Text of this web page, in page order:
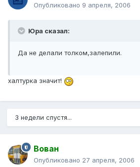
Опубликовано 9 апреля, 2006
Юра сказал:
Да не делали толком,залепили.
халтурка значит!
3 недели спустя...
Вован
Опубликовано 27 апреля, 2006